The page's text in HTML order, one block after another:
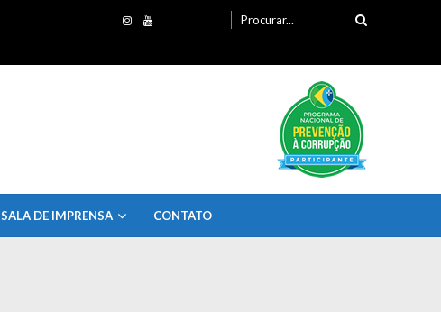
por:
SALA DE IMPRENSA CONTATO